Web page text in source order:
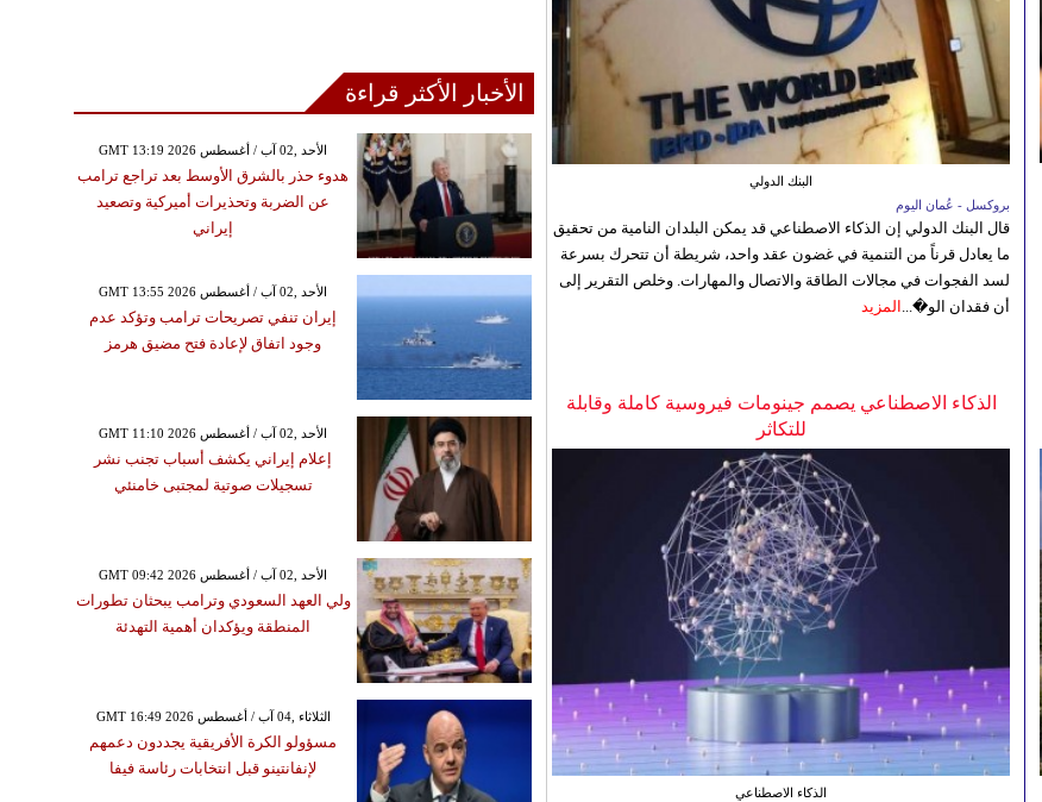
البنك الدولي
بروكسل - عُمان اليوم
قال البنك الدولي إن الذكاء الاصطناعي قد يمكن البلدان النامية من تحقيق
ما يعادل قرناً من التنمية في غضون عقد واحد، شريطة أن تتحرك بسرعة
لسد الفجوات في مجالات الطاقة والاتصال والمهارات. وخلص التقرير إلى
أن فقدان الو�... المزيد
الذكاء الاصطناعي يصمم جينومات فيروسية كاملة وقابلة
للتكاثر
الذكاء الاصطناعي
الأخبار الأكثر قراءة
GMT 13:19 2026 الأحد ,02 آب / أغسطس
هدوء حذر بالشرق الأوسط بعد تراجع ترامب
عن الضربة وتحذيرات أميركية وتصعيد
إيراني
GMT 13:55 2026 الأحد ,02 آب / أغسطس
إيران تنفي تصريحات ترامب وتؤكد عدم
وجود اتفاق لإعادة فتح مضيق هرمز
GMT 11:10 2026 الأحد ,02 آب / أغسطس
إعلام إيراني يكشف أسباب تجنب نشر
تسجيلات صوتية لمجتبى خامنئي
GMT 09:42 2026 الأحد ,02 آب / أغسطس
ولي العهد السعودي وترامب يبحثان تطورات
المنطقة ويؤكدان أهمية التهدئة
GMT 16:49 2026 الثلاثاء ,04 آب / أغسطس
مسؤولو الكرة الأفريقية يجددون دعمهم
لإنفانتينو قبل انتخابات رئاسة فيفا